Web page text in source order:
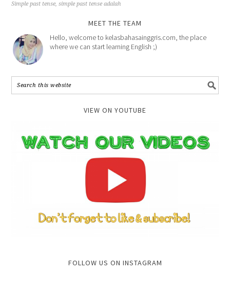
Simple past tense,simple past tense adalah
MEET THE TEAM
Hello, welcome to kelasbahasainggris.com, the place
where we can start learning English ;)
VIEW ON YOUTUBE
FOLLOW US ON INSTAGRAM